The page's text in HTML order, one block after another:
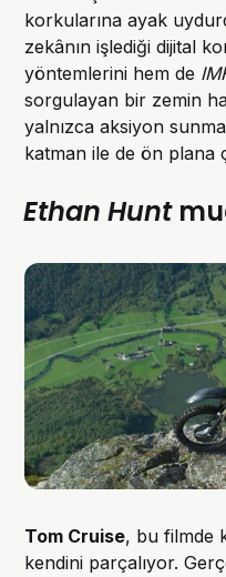
korkularına ayak
zekânın işlediği dijital
yöntemlerini hem de
sorgulayan bir zemin
yalnızca aksiyon
katman ile de ön plana
Ethan Hunt
Tom Cruise, bu filmde
kendini parçalıyor.